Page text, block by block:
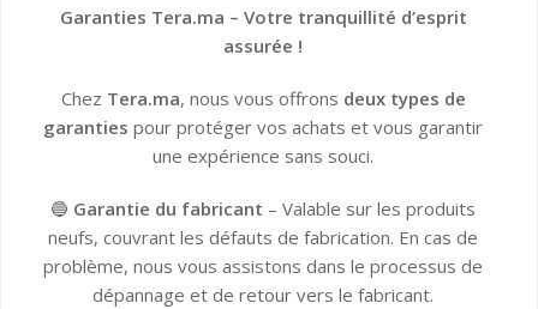
Besoin d’aide ?Notre service client est disponible pour
répondre à toutes vos questions sur les paiements !
Garanties Tera.ma – Votre tranquillité d’esprit
assurée !
Chez Tera.ma, nous vous offrons deux types de
garanties pour protéger vos achats et vous garantir
une expérience sans souci.
🔵 Garantie du fabricant – Valable sur les produits
neufs, couvrant les défauts de fabrication. En cas de
problème, nous vous assistons dans le processus de
dépannage et de retour vers le fabricant.